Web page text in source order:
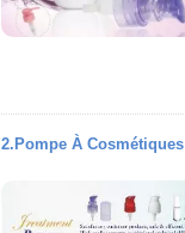
2.Pompe À Cosmétiques